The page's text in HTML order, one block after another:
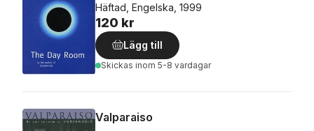
Häftad, Engelska, 1999
120 kr
Lägg till
Skickas inom 5-8 vardagar
Valparaiso